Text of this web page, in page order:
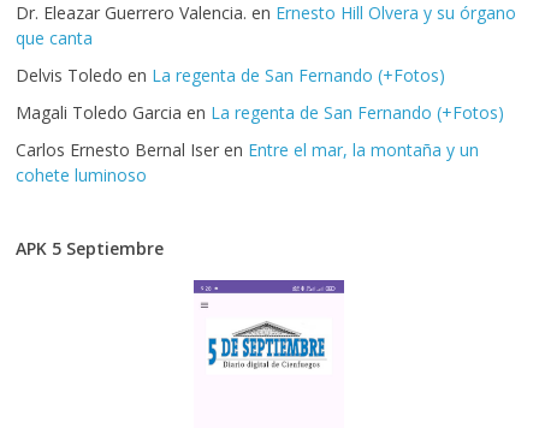
Dr. Eleazar Guerrero Valencia. en Ernesto Hill Olvera y su órgano
que canta
Delvis Toledo en La regenta de San Fernando (+Fotos)
Magali Toledo Garcia en La regenta de San Fernando (+Fotos)
Carlos Ernesto Bernal Iser en Entre el mar, la montaña y un
cohete luminoso
APK 5 Septiembre